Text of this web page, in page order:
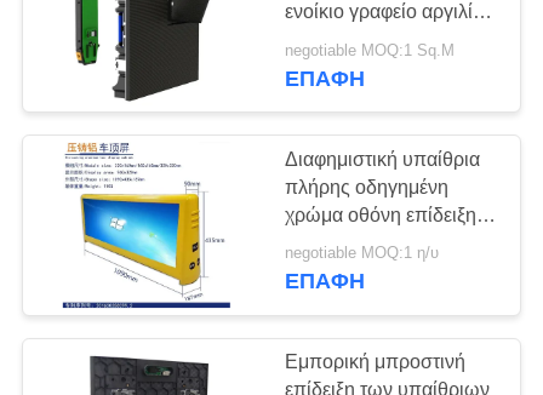
SITEMAP
PRIVACY
POLICY
ενοίκιο γραφείο αργιλίου
ρίψεων κύβων
εγκατάστασης οθόνης
negotiable MOQ:1 Sq.M
ΕΠΑΦΉ
Διαφημιστική υπαίθρια
πλήρης οδηγημένη
χρώμα οθόνη επίδειξης
των οδηγήσεων ταξί P5
SMD
negotiable MOQ:1 η/υ
ΕΠΑΦΉ
Εμπορική μπροστινή
επίδειξη των υπαίθριων